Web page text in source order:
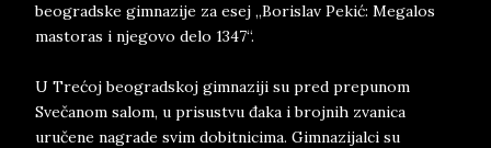
beogradske gimnazije za esej „Borislav Pekić: Megalos
mastoras i njegovo delo 1347“.
U Trećoj beogradskoj gimnaziji su pred prepunom
Svečanom salom, u prisustvu đaka i brojnih zvanica
uručene nagrade svim dobitnicima. Gimnazijalci su